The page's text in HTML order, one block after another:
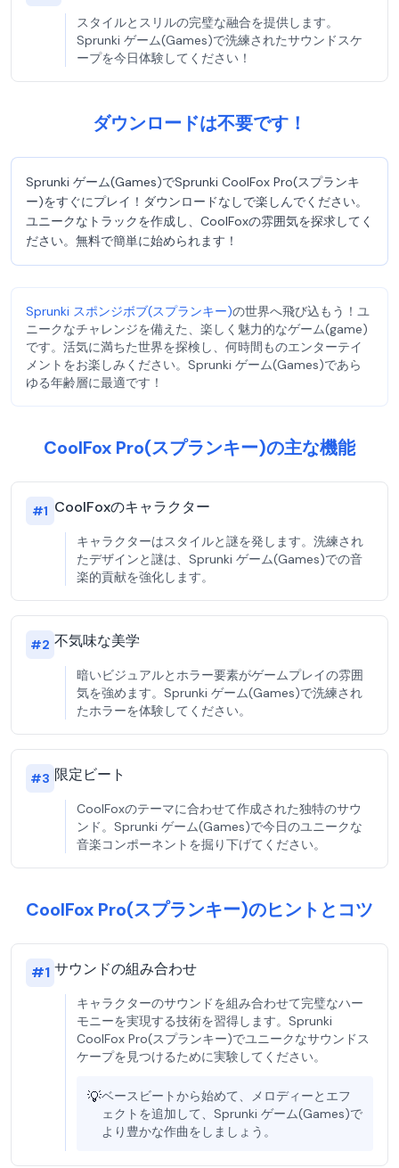
スタイルとスリルの完璧な融合を提供します。
Sprunki ゲーム(Games)で洗練されたサウンドスケ
ープを今日体験してください！
ダウンロードは不要です！
Sprunki ゲーム(Games)でSprunki CoolFox Pro(スプランキ
ー)をすぐにプレイ！ダウンロードなしで楽しんでください。
ユニークなトラックを作成し、CoolFoxの雰囲気を探求してく
ださい。無料で簡単に始められます！
Sprunki スポンジボブ(スプランキー)の世界へ飛び込もう！ユ
ニークなチャレンジを備えた、楽しく魅力的なゲーム(game)
です。活気に満ちた世界を探検し、何時間ものエンターテイ
メントをお楽しみください。Sprunki ゲーム(Games)であら
ゆる年齢層に最適です！
CoolFox Pro(スプランキー)の主な機能
#1 CoolFoxのキャラクター
キャラクターはスタイルと謎を発します。洗練され
たデザインと謎は、Sprunki ゲーム(Games)での音
楽的貢献を強化します。
#2 不気味な美学
暗いビジュアルとホラー要素がゲームプレイの雰囲
気を強めます。Sprunki ゲーム(Games)で洗練され
たホラーを体験してください。
#3 限定ビート
CoolFoxのテーマに合わせて作成された独特のサウ
ンド。Sprunki ゲーム(Games)で今日のユニークな
音楽コンポーネントを掘り下げてください。
CoolFox Pro(スプランキー)のヒントとコツ
#1 サウンドの組み合わせ
キャラクターのサウンドを組み合わせて完璧なハー
モニーを実現する技術を習得します。Sprunki
CoolFox Pro(スプランキー)でユニークなサウンドス
ケープを見つけるために実験してください。
💡ベースビートから始めて、メロディーとエフ
ェクトを追加して、Sprunki ゲーム(Games)で
より豊かな作曲をしましょう。